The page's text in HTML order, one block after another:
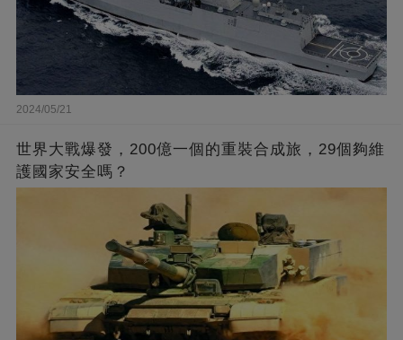
2024/05/21
世界大戰爆發，200億一個的重裝合成旅，29個夠維
護國家安全嗎？